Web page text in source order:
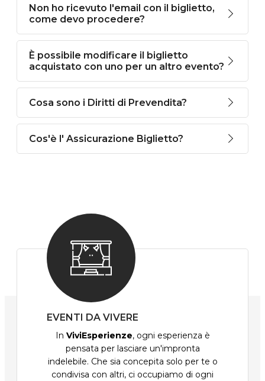
Non ho ricevuto l'email con il biglietto,
come devo procedere?
È possibile modificare il biglietto
acquistato con uno per un altro evento?
Cosa sono i Diritti di Prevendita?
Cos'è l' Assicurazione Biglietto?
EVENTI DA VIVERE
In ViviEsperienze, ogni esperienza è
pensata per lasciare un'impronta
indelebile. Che sia concepita solo per te o
condivisa con altri, ci occupiamo di ogni